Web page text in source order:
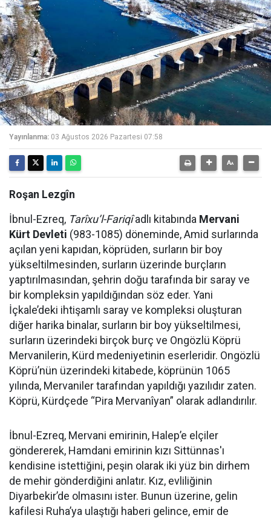
Yayınlanma: 03 Ağustos 2026 Pazartesi 07:58
Roşan Lezgîn
İbnul-Ezreq, Tarîxu’l-Fariqîadlı kitabında Mervani
Kürt Devleti (983-1085) döneminde, Amid surlarında
açılan yeni kapıdan, köprüden, surların bir boy
yükseltilmesinden, surların üzerinde burçların
yaptırılmasından, şehrin doğu tarafında bir saray ve
bir kompleksin yapıldığından söz eder. Yani
İçkale’deki ihtişamlı saray ve kompleksi oluşturan
diğer harika binalar, surların bir boy yükseltilmesi,
surların üzerindeki birçok burç ve Ongözlü Köprü
Mervanilerin, Kürd medeniyetinin eserleridir. Ongözlü
Köprü’nün üzerindeki kitabede, köprünün 1065
yılında, Mervaniler tarafından yapıldığı yazılıdır zaten.
Köprü, Kürdçede “Pira Mervanîyan” olarak adlandırılır.
İbnul-Ezreq, Mervani emirinin, Halep’e elçiler
göndererek, Hamdani emirinin kızı Sittünnas'ı
kendisine istettiğini, peşin olarak iki yüz bin dirhem
de mehir gönderdiğini anlatır. Kız, evliliğinin
Diyarbekir’de olmasını ister. Bunun üzerine, gelin
kafilesi Ruha’ya ulaştığı haberi gelince, emir de